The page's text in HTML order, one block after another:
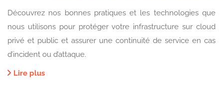
Découvrez nos bonnes pratiques et les technologies que
nous utilisons pour protéger votre infrastructure sur cloud
privé et public et assurer une continuité de service en cas
d’incident ou d’attaque.
Lire plus